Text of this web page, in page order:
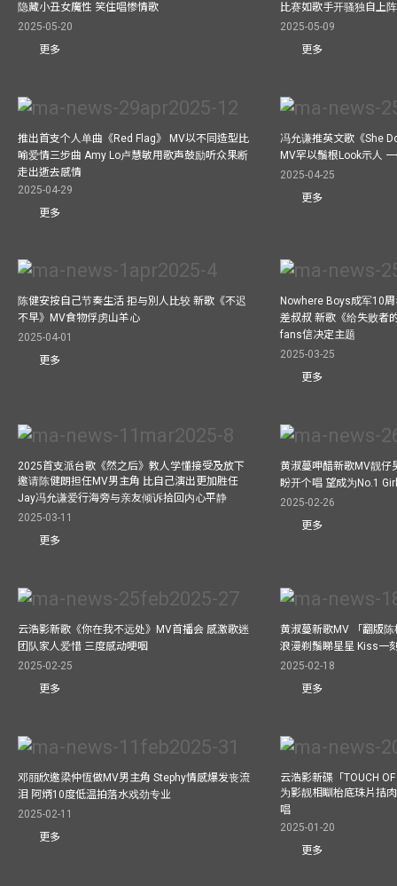
隐藏小丑女魔性 笑住唱惨情歌
2025-05-20
更多
比赛如歌手开骚独自上
2025-05-09
更多
推出首支个人单曲《Red Flag》 MV以不同造型比
喻爱情三步曲 Amy Lo卢慧敏用歌声鼓励听众果断
走出逝去感情
2025-04-29
更多
冯允谦推英文歌《She
MV罕以鬚根Look示人
2025-04-25
更多
陈健安按自己节奏生活 拒与別人比较 新歌《不迟
不早》MV食物俘虏山羊心
2025-04-01
更多
Nowhere Boys成军10
差叔叔 新歌《给失败者
fans信决定主题
2025-03-25
更多
2025首支派台歌《然之后》教人学懂接受及放下
邀请陈健朗担任MV男主角 比自己演出更加胜任
Jay冯允谦爱行海旁与亲友倾诉拾回内心平静
2025-03-11
更多
黄淑蔓呷醋新歌MV靓仔
盼开个唱 望成为No.1
2025-02-26
更多
云浩影新歌《你在我不远处》MV首播会 感激歌迷
团队家人爱惜 三度感动哽咽
2025-02-25
更多
黄淑蔓新歌MV 「翻版
浪漫剃鬚睇星星 Kiss一
2025-02-18
更多
邓丽欣邀梁仲恆做MV男主角 Stephy情感爆发丧流
泪 阿炳10度低温拍落水戏劲专业
2025-02-11
更多
云浩影新碟「TOUCH
为影靓相瞓枱底珠片拮
唱
2025-01-20
更多